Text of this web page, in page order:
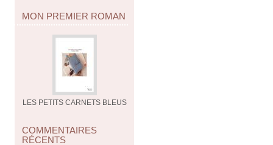
MON PREMIER ROMAN
LES PETITS CARNETS BLEUS
COMMENTAIRES
RÉCENTS